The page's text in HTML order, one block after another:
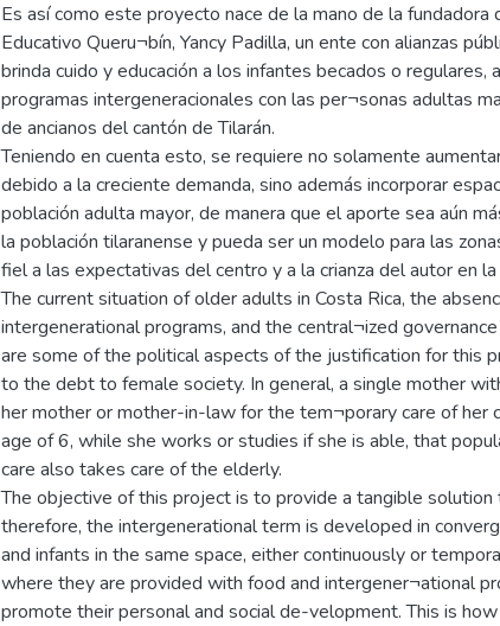
Es así como este proyecto nace de la mano de la fundadora
Educativo Queru¬bín, Yancy Padilla, un ente con alianzas
brinda cuido y educación a los infantes becados o regulares,
programas intergeneracionales con las per¬sonas adultas
de ancianos del cantón de Tilarán.
Teniendo en cuenta esto, se requiere no solamente
debido a la creciente demanda, sino además incorporar
población adulta mayor, de manera que el aporte sea aún
la población tilaranense y pueda ser un modelo para las
fiel a las expectativas del centro y a la crianza del autor en la
The current situation of older adults in Costa Rica, the
intergenerational programs, and the central¬ized
are some of the political aspects of the justification for this
to the debt to female society. In general, a single mother
her mother or mother-in-law for the tem¬porary care of her
age of 6, while she works or studies if she is able, that
care also takes care of the elderly.
The objective of this project is to provide a tangible solution
therefore, the intergenerational term is developed in
and infants in the same space, either continuously or
where they are provided with food and intergener¬ational
promote their personal and social de-velopment. This is